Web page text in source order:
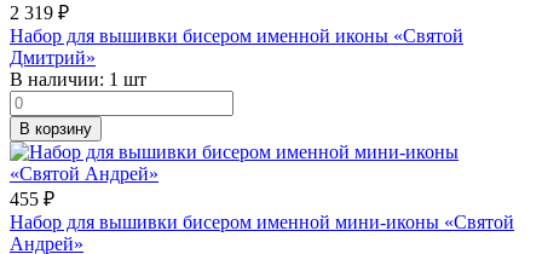
2 319 ₽
Набор для вышивки бисером именной иконы «Святой
Дмитрий»
В наличии: 1 шт
В корзину
455 ₽
Набор для вышивки бисером именной мини-иконы «Святой
Андрей»